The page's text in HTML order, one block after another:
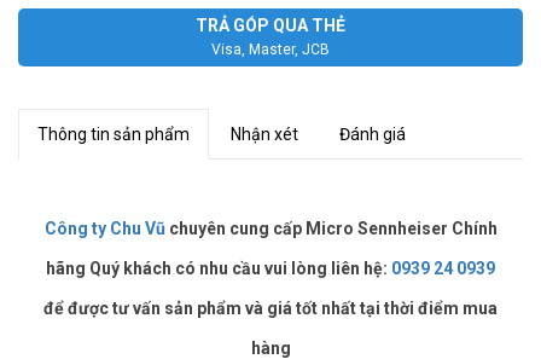
TRẢ GÓP QUA THẺ
Visa, Master, JCB
Thông tin sản phẩm Nhận xét Đánh giá
Công ty Chu Vũ chuyên cung cấp Micro Sennheiser Chính
hãng Quý khách có nhu cầu vui lòng liên hệ: 0939 24 0939
để được tư vấn sản phẩm và giá tốt nhất tại thời điểm mua
hàng